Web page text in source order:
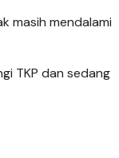
masih mendalami
TKP dan sedang